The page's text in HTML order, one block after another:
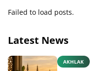
Failed to load posts.
Latest News
AKHLAK